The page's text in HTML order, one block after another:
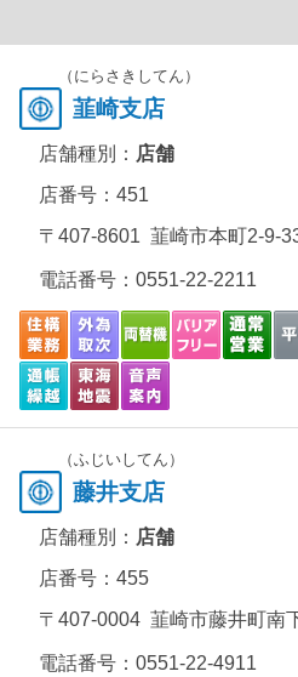
（にらさきしてん）
韮崎支店
店舗種別： 店舗
店番号：451
〒407-8601 韮崎市本町2-9-
電話番号： 0551-22-2211
（ふじいしてん）
藤井支店
店舗種別： 店舗
店番号：455
〒407-0004 韮崎市藤井町南
電話番号： 0551-22-4911